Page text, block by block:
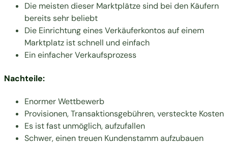
Die meisten dieser Marktplätze sind bei den Käufern
bereits sehr beliebt
Die Einrichtung eines Verkäuferkontos auf einem
Marktplatz ist schnell und einfach
Ein einfacher Verkaufsprozess
Nachteile:
Enormer Wettbewerb
Provisionen, Transaktionsgebühren, versteckte Kosten
Es ist fast unmöglich, aufzufallen
Schwer, einen treuen Kundenstamm aufzubauen